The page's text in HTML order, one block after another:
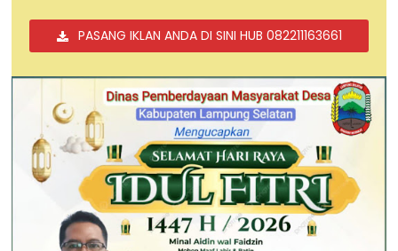
PASANG IKLAN ANDA DI SINI HUB 082211163661